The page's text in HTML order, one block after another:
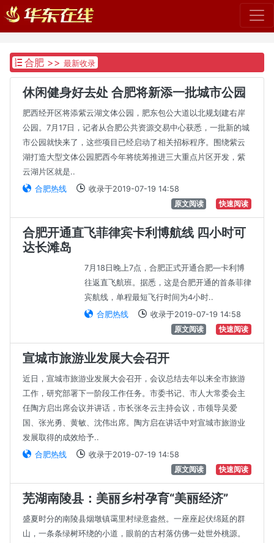
合肥 >> 最新收录
休闲健身好去处 合肥将新添一批城市公园
肥西经开区将添紫云湖文体公园，肥东包公大道以北规划建右岸
公园。7月17日，记者从合肥公共资源交易中心获悉，一批新的城
市公园就快来了，这些项目已经启动了相关招标程序。围绕紫云
湖打造大型文体公园肥西今年将统筹推进三大重点片区开发，紫
云湖片区就是..
合肥热线
收录于2019-07-19 14:58
原文阅读
快速阅读
合肥开通直飞菲律宾卡利博航线 四小时可
达长滩岛
7月18日晚上7点，合肥正式开通合肥—卡利博
往返直飞航班。据悉，这是合肥开通的首条菲律
宾航线，单程最短飞行时间为4小时..
合肥热线
收录于2019-07-19 14:58
原文阅读
快速阅读
宣城市旅游业发展大会召开
近日，宣城市旅游业发展大会召开，会议总结去年以来全市旅游
工作，研究部署下一阶段工作任务。市委书记、市人大常委会主
任陶方启出席会议并讲话，市长张冬云主持会议，市领导吴爱
国、张光勇、黄敏、沈伟出席。陶方启在讲话中对宣城市旅游业
发展取得的成效给予..
合肥热线
收录于2019-07-19 14:58
原文阅读
快速阅读
芜湖南陵县：美丽乡村孕育“美丽经济”
盛夏时分的南陵县烟墩镇霭里村绿意盎然。一座座起伏绵延的群
山，一条条绿树环绕的小道，眼前的古村落仿佛一处世外桃源。